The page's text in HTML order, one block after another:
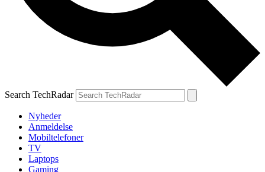
Search TechRadar
Nyheder
Anmeldelse
Mobiltelefoner
TV
Laptops
Gaming